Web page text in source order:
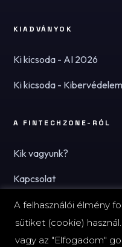
KIADVÁNYOK
Ki kicsoda - AI 2026
Ki kicsoda -
A FINTECHZONE-RÓL
Kik vagyunk?
Kapcsolat
Hírlevél
A felhasználói élmény
sütiket (cookie)
vagy az "Elfogadom"